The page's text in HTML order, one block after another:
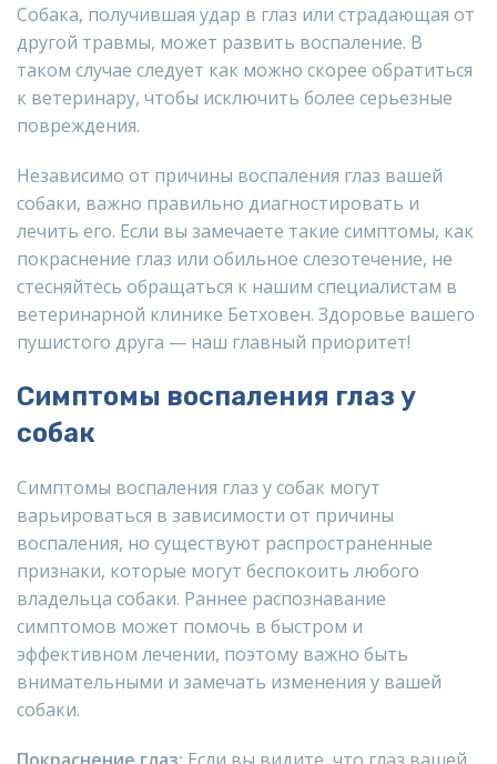
Собака, получившая удар в глаз или страдающая от
другой травмы, может развить воспаление. В
таком случае следует как можно скорее обратиться
к ветеринару, чтобы исключить более серьезные
повреждения.
Независимо от причины воспаления глаз вашей
собаки, важно правильно диагностировать и
лечить его. Если вы замечаете такие симптомы, как
покраснение глаз или обильное слезотечение, не
стесняйтесь обращаться к нашим специалистам в
ветеринарной клинике Бетховен. Здоровье вашего
пушистого друга — наш главный приоритет!
Симптомы воспаления глаз у
собак
Симптомы воспаления глаз у собак могут
варьироваться в зависимости от причины
воспаления, но существуют распространенные
признаки, которые могут беспокоить любого
владельца собаки. Раннее распознавание
симптомов может помочь в быстром и
эффективном лечении, поэтому важно быть
внимательными и замечать изменения у вашей
собаки.